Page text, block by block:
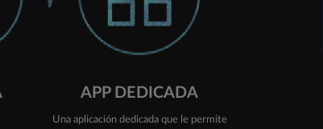
APP DEDICADA
Una aplicación dedicada que le permite